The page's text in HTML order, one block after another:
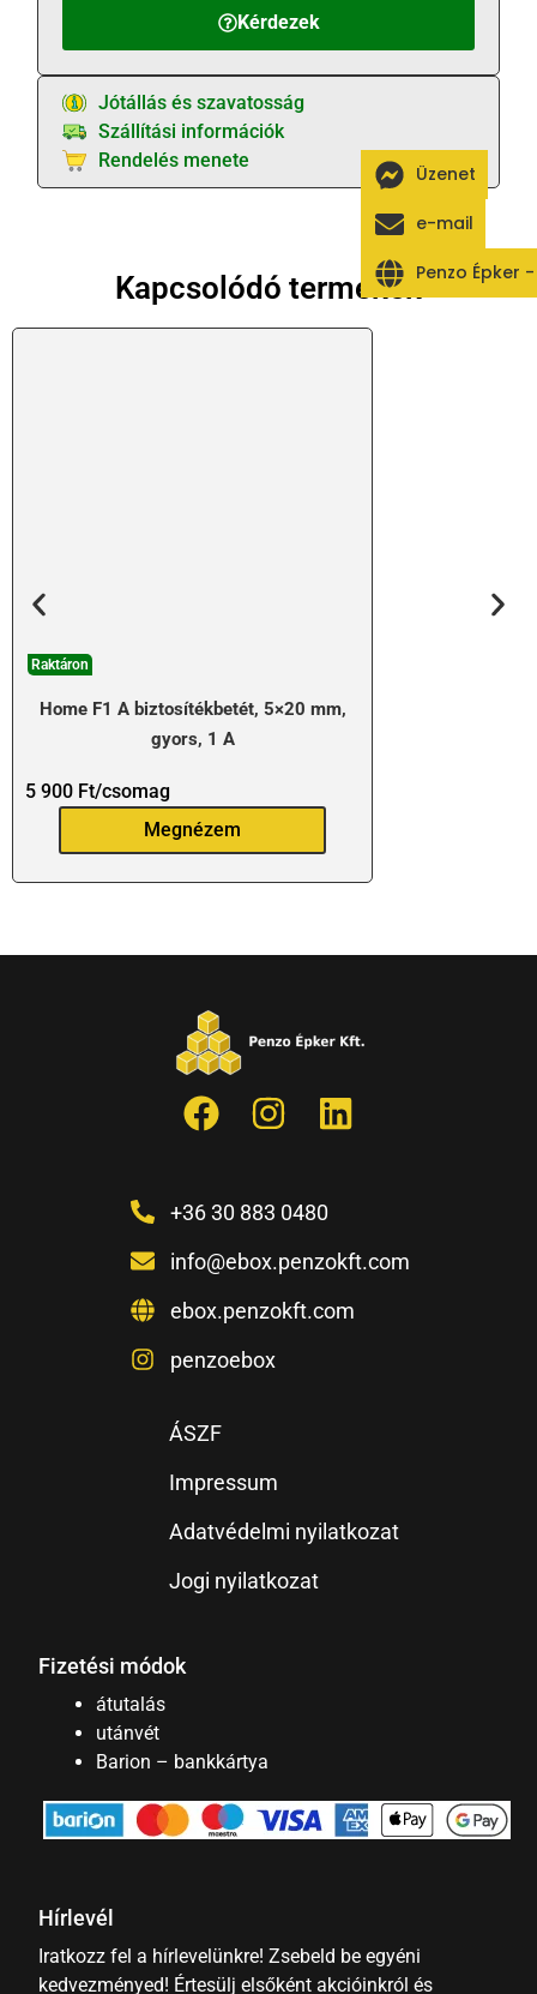
Kérdezek
Jótállás és szavatosság
Szállítási információk
Rendelés menete
Kapcsolódó termékek
Raktáron
Home F1 A biztosítékbetét, 5×20 mm,
gyors, 1 A
5 900 Ft/csomag
Megnézem
+36 30 883 0480
info@ebox.penzokft.com
ebox.penzokft.com
penzoebox
ÁSZF
Impressum
Adatvédelmi nyilatkozat
Jogi nyilatkozat
Fizetési módok
átutalás
utánvét
Barion – bankkártya
Hírlevél
Iratkozz fel a hírlevelünkre! Zsebeld be egyéni
kedvezményed! Értesülj elsőként akcióinkról és
Üzenet
e-mail
Penzo Épker